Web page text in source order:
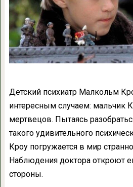
Детский психиатр Малкольм
интересным случаем: мальчик
мертвецов. Пытаясь
такого удивительного
Кроу погружается в мир
Наблюдения доктора откроют
стороны.